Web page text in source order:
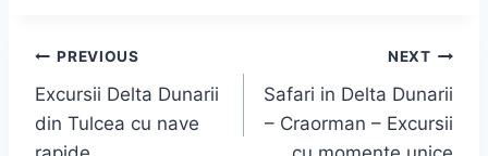
Navigare
în
PREVIOUS
Excursii Delta Dunarii
din Tulcea cu nave
NEXT
Safari in Delta Dunarii
– Craorman – Excursii